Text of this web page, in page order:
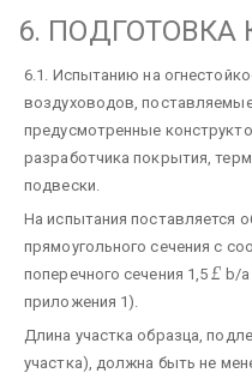
6.
6.1. Испытанию на
воздуховодов,
предусмотренные
разработчика покрытия,
подвески.
На испытания поставляется
прямоугольного сечения с
поперечного сечения 1,5 £ b/a
приложения 1).
Длина участка образца,
участка), должна быть не